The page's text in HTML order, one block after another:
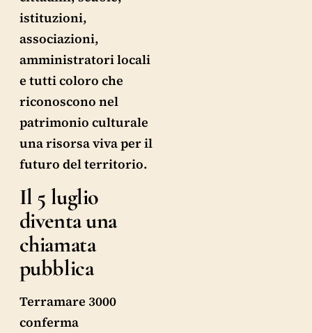
istituzioni,
associazioni,
amministratori locali
e tutti coloro che
riconoscono nel
patrimonio culturale
una risorsa viva per il
futuro del territorio.
Il 5 luglio
diventa una
chiamata
pubblica
Terramare 3000
conferma